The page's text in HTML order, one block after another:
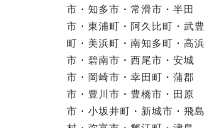
市・知多市・常滑市・半田
市・東浦町・阿久比町・武豊
町・美浜町・南知多町・高浜
市・碧南市・西尾市・安城
市・岡崎市・幸田町・蒲郡
市・豊川市・豊橋市・田原
市・小坂井町・新城市・飛島